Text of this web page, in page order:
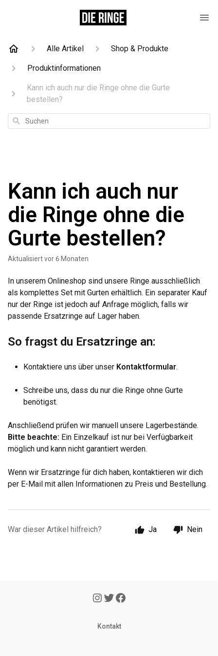
Alle Artikel Shop & Produkte
Produktinformationen
Kann ich auch nur die Ringe ohne die Gurte
bestellen?
Suchen
Kann ich auch nur
die Ringe ohne die
Gurte bestellen?
Aktualisiertvor 6 Monaten
In unserem Onlineshop sind unsere Ringe ausschließlich
als komplettes Set mit Gurten erhältlich. Ein separater Kauf
nur der Ringe ist jedoch auf Anfrage möglich, falls wir
passende Ersatzringe auf Lager haben.
So fragst du Ersatzringe an:
Kontaktiere uns über unser Kontaktformular.
Schreibe uns, dass du nur die Ringe ohne Gurte
benötigst.
Anschließend prüfen wir manuell unsere Lagerbestände.
Bitte beachte: Ein Einzelkauf ist nur bei Verfügbarkeit
möglich und kann nicht garantiert werden.
Wenn wir Ersatzringe für dich haben, kontaktieren wir dich
per E-Mail mit allen Informationen zu Preis und Bestellung.
War dieser Artikel hilfreich? Ja Nein
Kontakt